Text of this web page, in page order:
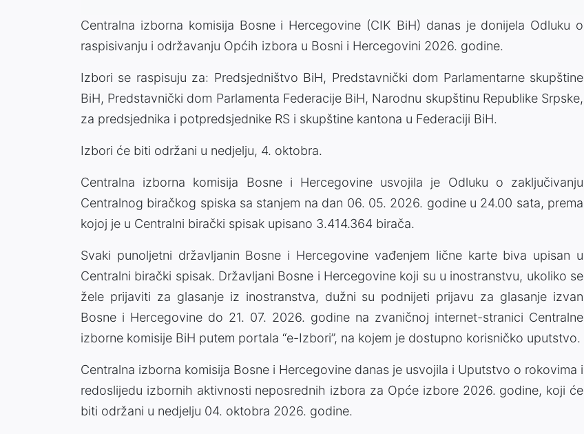
Centralna izborna komisija Bosne i Hercegovine (CIK BiH) danas je donijela Odluku o
raspisivanju i održavanju Općih izbora u Bosni i Hercegovini 2026. godine.
Izbori se raspisuju za: Predsjedništvo BiH, Predstavnički dom Parlamentarne skupštine
BiH, Predstavnički dom Parlamenta Federacije BiH, Narodnu skupštinu Republike Srpske,
za predsjednika i potpredsjednike RS i skupštine kantona u Federaciji BiH.
Izbori će biti održani u nedjelju, 4. oktobra.
Centralna izborna komisija Bosne i Hercegovine usvojila je Odluku o zaključivanju
Centralnog biračkog spiska sa stanjem na dan 06. 05. 2026. godine u 24.00 sata, prema
kojoj je u Centralni birački spisak upisano 3.414.364 birača.
Svaki punoljetni državljanin Bosne i Hercegovine vađenjem lične karte biva upisan u
Centralni birački spisak. Državljani Bosne i Hercegovine koji su u inostranstvu, ukoliko se
žele prijaviti za glasanje iz inostranstva, dužni su podnijeti prijavu za glasanje izvan
Bosne i Hercegovine do 21. 07. 2026. godine na zvaničnoj internet-stranici Centralne
izborne komisije BiH putem portala “e-Izbori”, na kojem je dostupno korisničko uputstvo.
Centralna izborna komisija Bosne i Hercegovine danas je usvojila i Uputstvo o rokovima i
redoslijedu izbornih aktivnosti neposrednih izbora za Opće izbore 2026. godine, koji će
biti održani u nedjelju 04. oktobra 2026. godine.